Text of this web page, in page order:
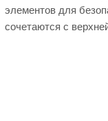
элементов для
сочетаются с